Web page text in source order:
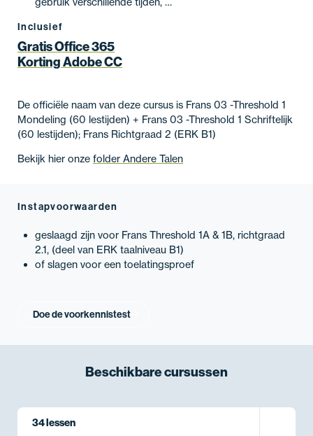
Inclusief
Gratis Office 365
Korting Adobe CC
De officiële naam van deze cursus is Frans 03 -Threshold 1
Mondeling (60 lestijden) + Frans 03 -Threshold 1 Schriftelijk
(60 lestijden); Frans Richtgraad 2 (ERK B1)
Bekijk hier onze folder Andere Talen
Instapvoorwaarden
geslaagd zijn voor Frans Threshold 1A & 1B, richtgraad
2.1, (deel van ERK taalniveau B1)
of slagen voor een toelatingsproef
Doe de voorkennistest
Beschikbarecursussen
34 lessen